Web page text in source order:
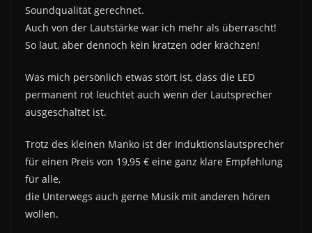
Soundqualität gerechnet.
Auch von der Lautstärke war ich mehr als überrascht!
So laut, aber dennoch kein kratzen oder krächzen!
Was mich persönlich etwas stört ist, dass die LED
permanent rot leuchtet auch wenn der Lautsprecher
ausgeschaltet ist.
Trotz des kleinen Manko ist der Induktionslautsprecher
für einen Preis von 19,95 € eine ganz klare Empfehlung
für alle,
die Unterwegs auch gerne Musik mit anderen hören
wollen.